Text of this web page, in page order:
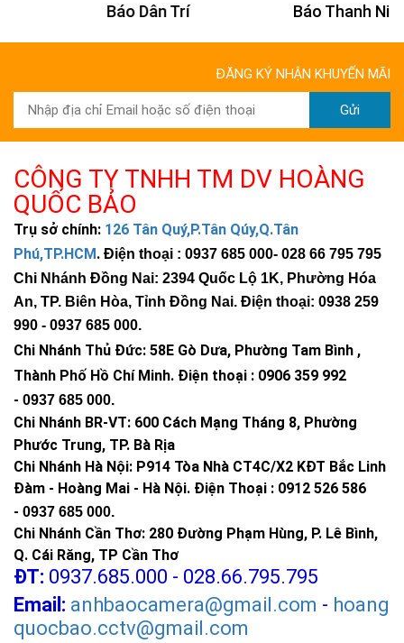
Báo Dân Trí Báo Thanh Niên
ĐĂNG KÝ NHẬN KHUYẾN MÃI
Gửi
CÔNG TY TNHH TM DV HOÀNG
QUỐC BẢO
Trụ sở chính: 126 Tân Quý,P.Tân Qúy,Q.Tân
Phú,TP.HCM. Điện thoại : 0937 685 000- 028 66 795 795
Chi Nhánh Đồng Nai: 2394 Quốc Lộ 1K, Phường Hóa
An, TP. Biên Hòa, Tỉnh Đồng Nai. Điện thoại: 0938 259
990 - 0937 685 000.
Chi Nhánh Thủ Đức: 58E Gò Dưa, Phường Tam Bình ,
Thành Phố Hồ Chí Minh. Điện thoại : 0906 359 992
- 0937 685 000.
Chi Nhánh BR-VT: 600 Cách Mạng Tháng 8, Phường
Phước Trung, TP. Bà Rịa
Chi Nhánh Hà Nội: P914 Tòa Nhà CT4C/X2 KĐT Bắc Linh
Đàm - Hoàng Mai - Hà Nội. Điện Thoại : 0912 526 586
- 0937 685 000.
Chi Nhánh Cần Thơ: 280 Đường Phạm Hùng, P. Lê Bình,
Q. Cái Răng, TP Cần Thơ
ĐT: 0937.685.000 - 028.66.795.795
Email: anhbaocamera@gmail.com - hoang
quocbao.cctv@gmail.com